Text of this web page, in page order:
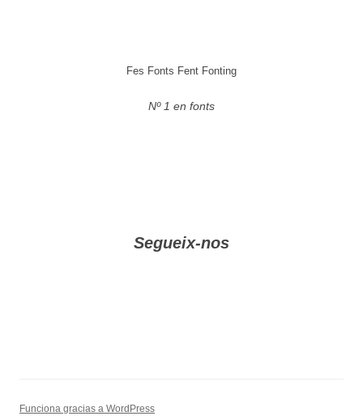
Fes Fonts Fent Fonting
Nº 1 en fonts
Segueix-nos
Funciona gracias a WordPress